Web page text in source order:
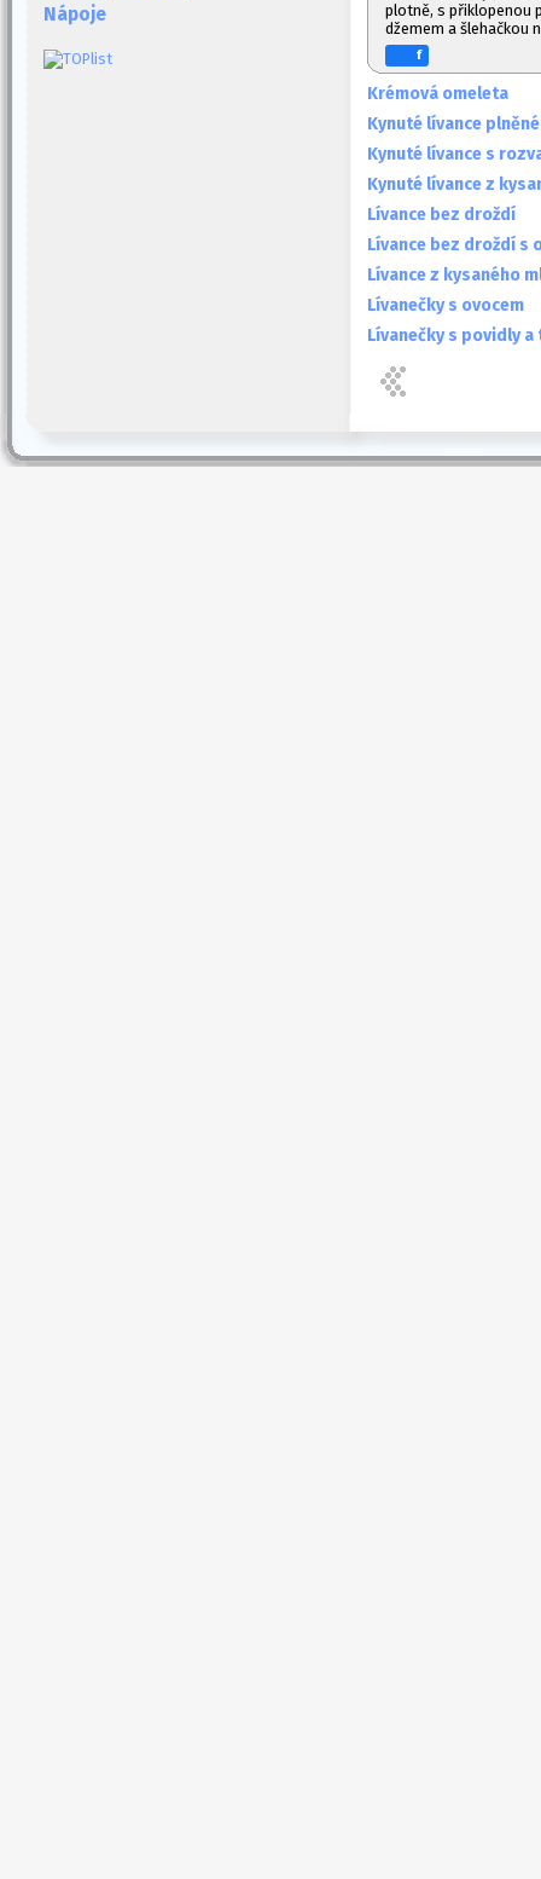
Nápoje
plotně, s přiklopenou
džemem a šlehačkou
f
Krémová omeleta
Kynuté lívance
Kynuté lívance s
Kynuté lívance z
Lívance bez droždí
Lívance bez droždí s
Lívance z kysaného
Lívanečky s ovocem
Lívanečky s povidly a